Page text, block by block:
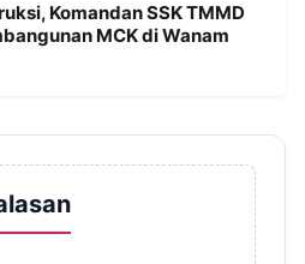
Komandan SSK TMMD
MCK di Wanam